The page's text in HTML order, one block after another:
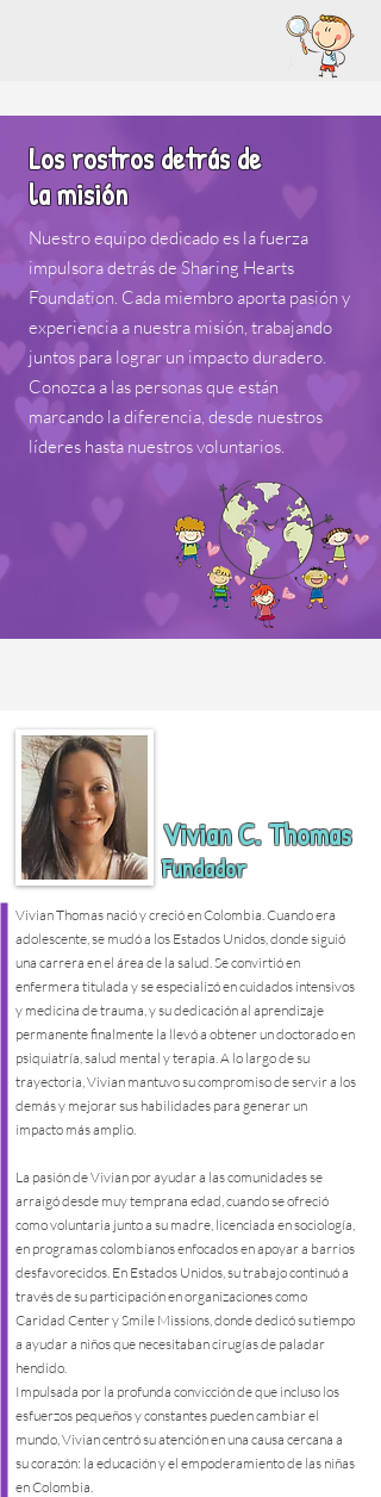
Los rostros detrás de
la misión
Nuestro equipo dedicado es la fuerza
impulsora detrás de Sharing Hearts
Foundation. Cada miembro aporta pasión y
experiencia a nuestra misión, trabajando
juntos para lograr un impacto duradero.
Conozca a las personas que están
marcando la diferencia, desde nuestros
líderes hasta nuestros voluntarios.
Vivian C. Thomas
Fundador
Vivian Thomas nació y creció en Colombia. Cuando era
adolescente, se mudó a los Estados Unidos, donde siguió
una carrera en el área de la salud. Se convirtió en
enfermera titulada y se especializó en cuidados intensivos
y medicina de trauma, y su dedicación al aprendizaje
permanente finalmente la llevó a obtener un doctorado en
psiquiatría, salud mental y terapia. A lo largo de su
trayectoria, Vivian mantuvo su compromiso de servir a los
demás y mejorar sus habilidades para generar un
impacto más amplio.
La pasión de Vivian por ayudar a las comunidades se
arraigó desde muy temprana edad, cuando se ofreció
como voluntaria junto a su madre, licenciada en sociología,
en programas colombianos enfocados en apoyar a barrios
desfavorecidos. En Estados Unidos, su trabajo continuó a
través de su participación en organizaciones como
Caridad Center y Smile Missions, donde dedicó su tiempo
a ayudar a niños que necesitaban cirugías de paladar
hendido.
Impulsada por la profunda convicción de que incluso los
esfuerzos pequeños y constantes pueden cambiar el
mundo, Vivian centró su atención en una causa cercana a
su corazón: la educación y el empoderamiento de las niñas
en Colombia.